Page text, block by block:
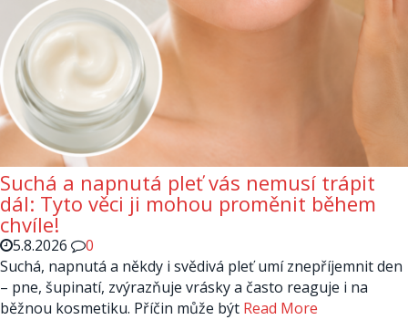
Suchá a napnutá pleť vás nemusí trápit
dál: Tyto věci ji mohou proměnit během
chvíle!
5.8.2026
0
Suchá, napnutá a někdy i svědivá pleť umí znepříjemnit den
– pne, šupinatí, zvýrazňuje vrásky a často reaguje i na
běžnou kosmetiku. Příčin může být Read More